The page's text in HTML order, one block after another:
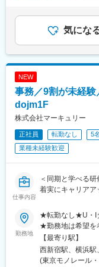
園駅(福岡県)、西
駅、谷山駅(指宿
港第２ターミナ
駅、電鉄富山駅、
(神戸市営)、阪神
橋通駅、上塩屋駅
駅、伊勢崎駅、
幌駅、函館駅、
駅、久慈駅、水
古川駅、気仙沼
(福島県)、いわき
岡県)、大場駅、
田駅、白山駅(新
址大名町駅、水居
垣駅、津駅、近
駅(滋賀県)、大津
駅(地下鉄)、布施
駅(ＪＲ線)、手柄
木駅、和歌山駅
駅、出雲市駅、山
橋駅、南行橋駅
西大分駅、熊本
市電)、那覇空港
前駅、神奈川駅、
保駅、さっぽろ駅
気にな
NEW
事務／9割が未経
dojm1F
株式会社マーキュリー
正社員 転勤なし 5
業種未経験歓迎
仕事内容
＜同期と学べる
着実にキャリアア
勤務地
★転勤なし★U・I
★勤務地は希望を
生活圏を変えた
の就職・転職も応
アを変えたいとい
【最寄り駅】
西新宿駅、横浜駅
(東京モノレール